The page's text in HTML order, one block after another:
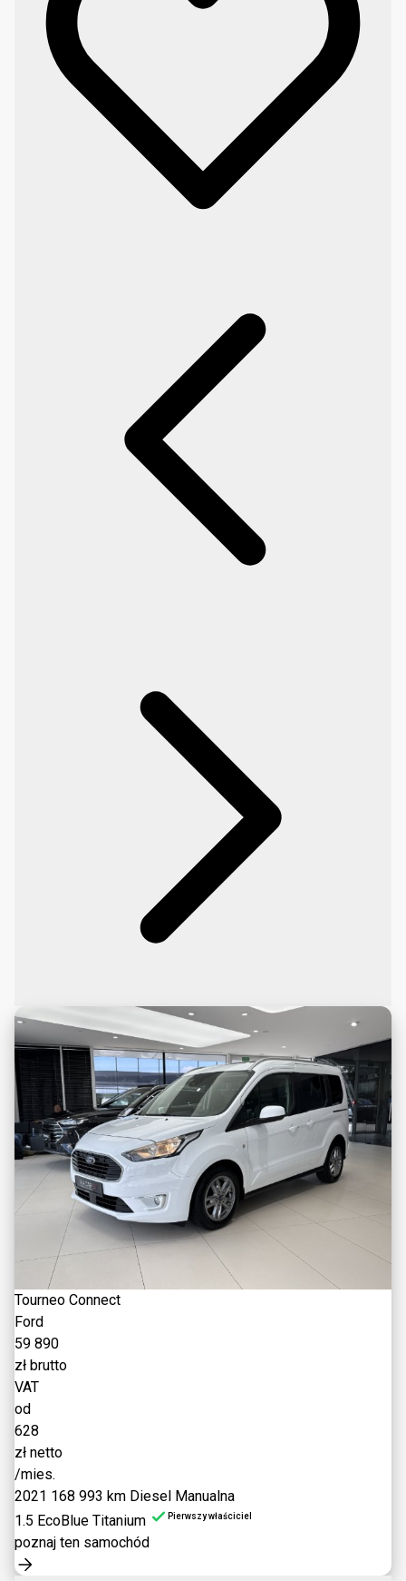
Tourneo Connect
Ford
59 890
zł brutto
VAT
od
628
zł netto
/mies.
2021 168 993 km Diesel Manualna
1.5 EcoBlue Titanium
Pierwszy właściciel
poznaj ten samochód